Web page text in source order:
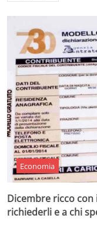
Economia
Dicembre ricco
richiederli e a chi